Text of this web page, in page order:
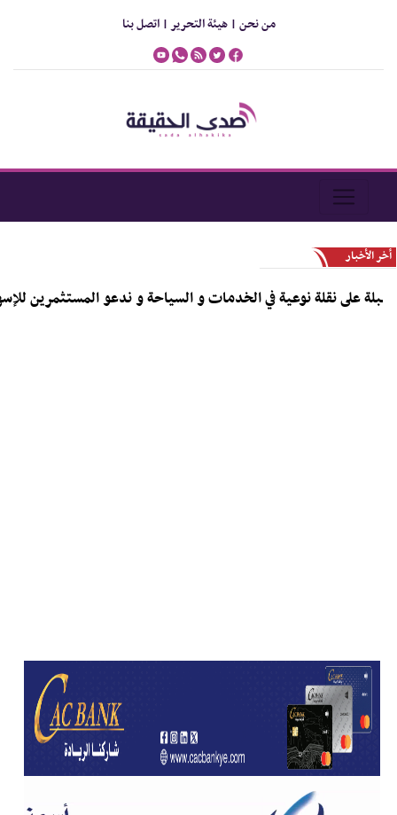
من نحن |هيئة التحرير |اتصل بنا
أخر الأخبار
مدير عام التواهي : المديرية مقبلة على نقلة نوعية في الخدمات و